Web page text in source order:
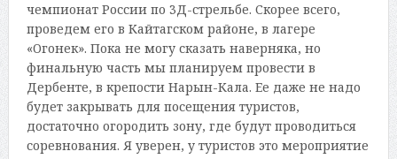
чемпионат России по 3Д-стрельбе. Скорее всего,
проведем его в Кайтагском районе, в лагере
«Огонек». Пока не могу сказать наверняка, но
финальную часть мы планируем провести в
Дербенте, в крепости Нарын-Кала. Ее даже не надо
будет закрывать для посещения туристов,
достаточно огородить зону, где будут проводиться
соревнования. Я уверен, у туристов это мероприятие